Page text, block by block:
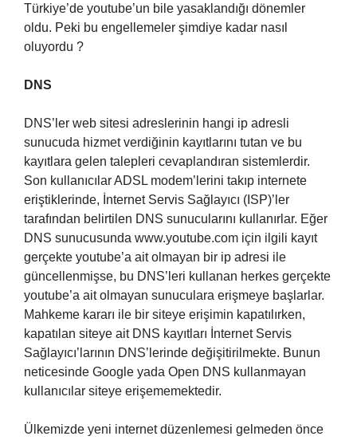
Türkiye’de youtube’un bile yasaklandığı dönemler
oldu. Peki bu engellemeler şimdiye kadar nasıl
oluyordu ?
DNS
DNS’ler web sitesi adreslerinin hangi ip adresli
sunucuda hizmet verdiğinin kayıtlarını tutan ve bu
kayıtlara gelen talepleri cevaplandıran sistemlerdir.
Son kullanıcılar ADSL modem’lerini takıp internete
eriştiklerinde, İnternet Servis Sağlayıcı (ISP)’ler
tarafından belirtilen DNS sunucularını kullanırlar. Eğer
DNS sunucusunda www.youtube.com için ilgili kayıt
gerçekte youtube’a ait olmayan bir ip adresi ile
güncellenmişse, bu DNS’leri kullanan herkes gerçekte
youtube’a ait olmayan sunuculara erişmeye başlarlar.
Mahkeme kararı ile bir siteye erişimin kapatılırken,
kapatılan siteye ait DNS kayıtları İnternet Servis
Sağlayıcı’larının DNS’lerinde değişitirilmekte. Bunun
neticesinde Google yada Open DNS kullanmayan
kullanıcılar siteye erişememektedir.
Ülkemizde yeni internet düzenlemesi gelmeden önce